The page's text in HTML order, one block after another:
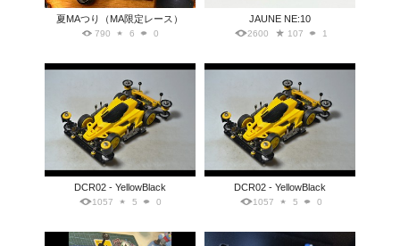
夏MAつり（MA限定レース）
790 6 0
JAUNE NE:10
2600 107 1
DCR02 - YellowBlack
1057 5 0
DCR02 - YellowBlack
1057 5 0